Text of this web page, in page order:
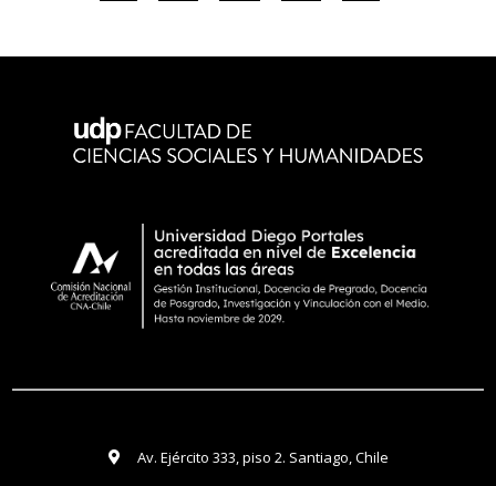
Av. Ejército 333, piso 2. Santiago, Chile